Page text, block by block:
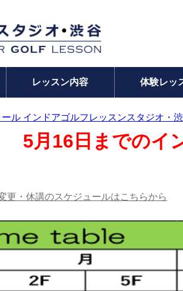
レッスン内容 体験レッ
ル インドアゴルフレッスンスタジオ・
5月16日までのイ
更・休講のスケジュールはこちらから